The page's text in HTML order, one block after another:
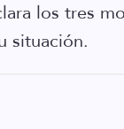
los tres
situación.